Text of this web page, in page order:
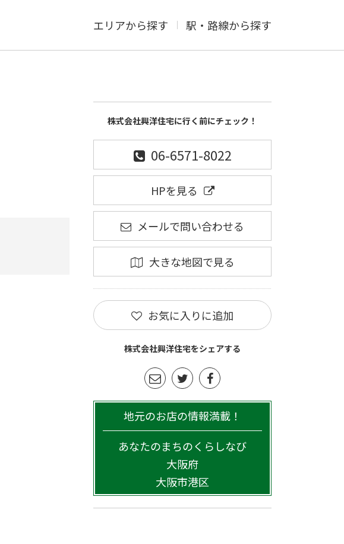
エリアから探す 駅・路線から探す
株式会社興洋住宅に行く前にチェック！
06-6571-8022
HPを見る
メールで問い合わせる
大きな地図で見る
お気に入りに追加
株式会社興洋住宅をシェアする
地元のお店の情報満載！
あなたのまちのくらしなび
大阪府
大阪市港区